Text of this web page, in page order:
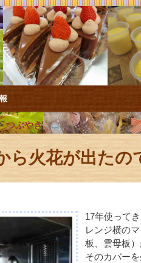
つぶやき
ら火花が出たの
17年使って
レンジ横の
板、雲母板）
そのカバー